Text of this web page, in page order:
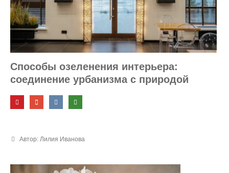
Способы озеленения интерьера:
соединение урбанизма с природой
Автор: Лилия Иванова